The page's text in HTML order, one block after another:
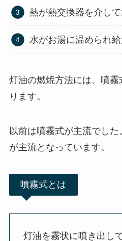
熱が熱交換器を介し
水がお湯に温められ
灯油の燃焼方法には、噴
ります。
以前は噴霧式が主流でし
が主流となっています。
噴霧式とは
灯油を霧状に噴き出し